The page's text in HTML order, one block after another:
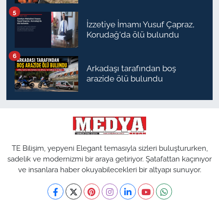
İzzetiye İmamı Yusuf Çapraz,
Korudağ'da ölü bulundu
5
Arkadaşı tarafından boş
arazide ölü bulundu
6
TE Bilişim, yepyeni Elegant temasıyla sizleri buluştururken,
sadelik ve modernizmi bir araya getiriyor. Şatafattan kaçınıyor
ve insanlara haber okuyabilecekleri bir altyapı sunuyor.
TÜRKİYE
Bölge
Güvenlik
Genel
Dış Haberler